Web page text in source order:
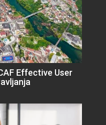
Effective User